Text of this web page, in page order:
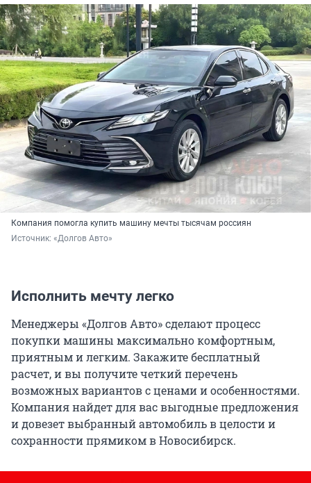
Компания помогла купить машину мечты тысячам россиян
Источник: «Долгов Авто»
Исполнить мечту легко
Менеджеры «Долгов Авто» сделают процесс
покупки машины максимально комфортным,
приятным и легким. Закажите бесплатный
расчет, и вы получите четкий перечень
возможных вариантов с ценами и особенностями.
Компания найдет для вас выгодные предложения
и довезет выбранный автомобиль в целости и
сохранности прямиком в Новосибирск.